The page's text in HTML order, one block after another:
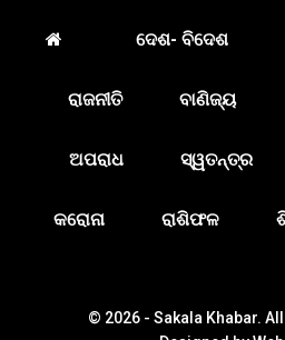
ଦେଶ- ବିଦେଶ
ରାଜନୀତି ବାଣିଜ୍ୟ
ଅପରାଧ ସ୍ୱତନ୍ତ୍ର
କରୋନା ରାଶିଫଳ
© 2026 - Sakala Khabar.